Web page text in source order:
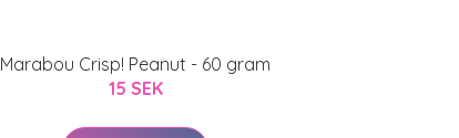
Marabou Crisp! Peanut - 60 gram
15 SEK